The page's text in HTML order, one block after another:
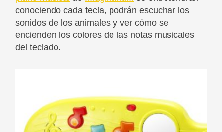
conociendo cada tecla, podrán escuchar los
sonidos de los animales y ver cómo se
encienden los colores de las notas musicales
del teclado.